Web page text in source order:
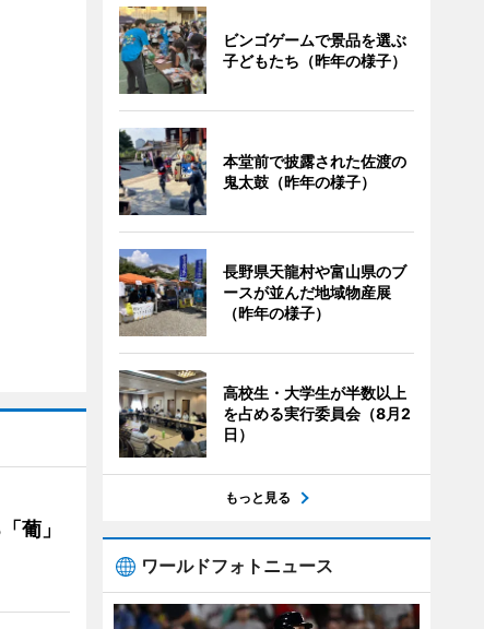
葡」
ビンゴゲームで景品を選ぶ
子どもたち（昨年の様子）
本堂前で披露された佐渡の
鬼太鼓（昨年の様子）
長野県天龍村や富山県のブ
ースが並んだ地域物産展
（昨年の様子）
高校生・大学生が半数以上
を占める実行委員会（8月2
日）
もっと見る
ワールドフォトニュース